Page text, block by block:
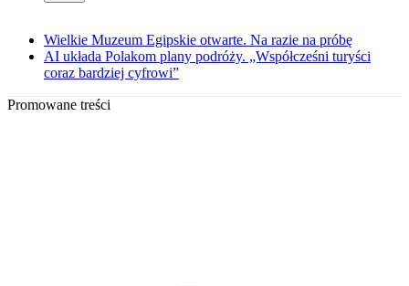
Wielkie Muzeum Egipskie otwarte. Na razie na próbę
AI układa Polakom plany podróży. „Współcześni turyści
coraz bardziej cyfrowi”
Promowane treści